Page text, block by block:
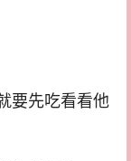
要先吃看看他